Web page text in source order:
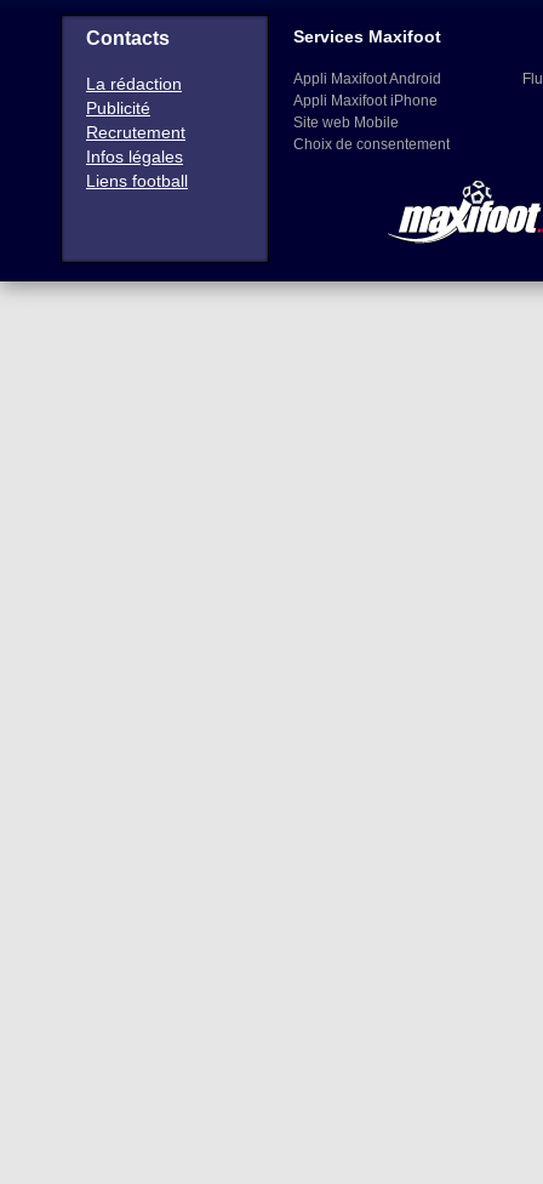
Contacts
La rédaction
Publicité
Recrutement
Infos légales
Liens football
Services Maxifoot
Appli Maxifoot Android
Appli Maxifoot iPhone
Site web Mobile
Choix de consentement